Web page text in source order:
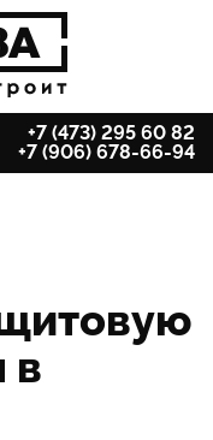
+7 (473) 295 60 82
+7 (906) 678-66-94
в